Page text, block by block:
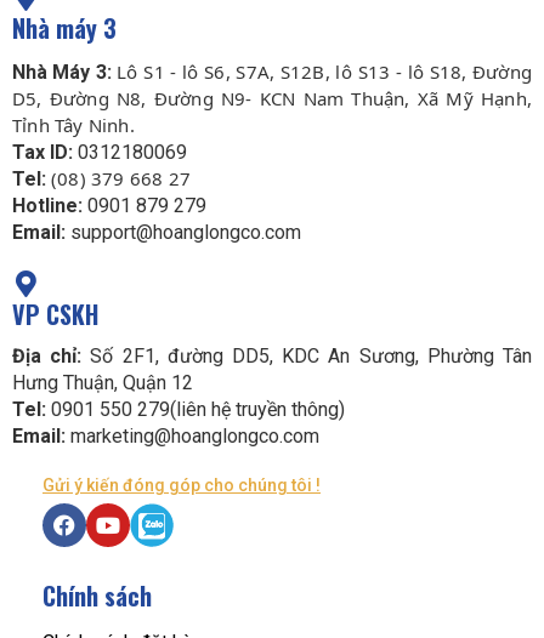
Nhà máy 3
Nhà Máy 3: Lô S1 - lô S6, S7A, S12B, lô S13 - lô S18, Đường
D5, Đường N8, Đường N9- KCN Nam Thuận, Xã Mỹ Hạnh,
Tỉnh Tây Ninh.
Tax ID: 0312180069
Tel: (08) 379 668 27
Hotline: 0901 879 279
Email: support@hoanglongco.com
VP CSKH
Địa chỉ: Số 2F1, đường DD5, KDC An Sương, Phường Tân
Hưng Thuận, Quận 12
Tel: 0901 550 279(liên hệ truyền thông)
Email: marketing@hoanglongco.com
Gửi ý kiến đóng góp cho chúng tôi !
Chính sách